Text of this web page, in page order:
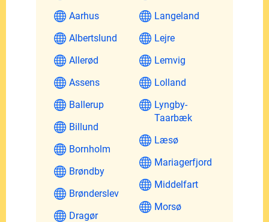
Aarhus
Albertslund
Allerød
Assens
Ballerup
Billund
Bornholm
Brøndby
Brønderslev
Dragør
Langeland
Lejre
Lemvig
Lolland
Lyngby-
Taarbæk
Læsø
Mariagerfjord
Middelfart
Morsø